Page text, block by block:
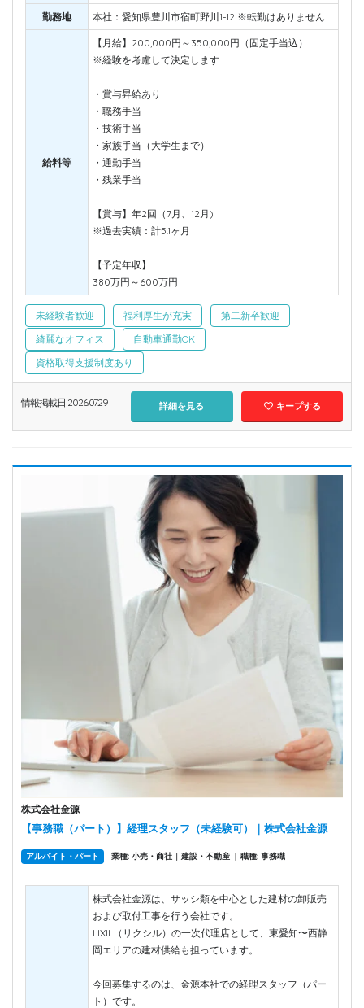
勤務地 本社：愛知県豊川市宿町野川1-12 ※転勤はありません
給料等
【月給】200,000円～350,000円（固定手当込）
※経験を考慮して決定します
・賞与昇給あり
・職務手当
・技術手当
・家族手当（大学生まで）
・通勤手当
・残業手当
【賞与】年2回（7月、12月)
※過去実績：計5.1ヶ月
【予定年収】
380万円～600万円
未経験者歓迎 福利厚生が充実
第二新卒歓迎
綺麗なオフィス
自動車通勤OK
資格取得支援制度あり
情報掲載日 2026.07.29 詳細を見る キープする
株式会社金源
【事務職（パート）】経理スタッフ（未経験可）｜株式会社金源
アルバイト・パート 業種: 小売・商社 | 建設・不動産 | 職種: 事務職
株式会社金源は、サッシ類を中心とした建材の卸販売
および取付工事を行う会社です。
LIXIL（リクシル）の一次代理店として、東愛知〜西静
岡エリアの建材供給も担っています。
今回募集するのは、金源本社での経理スタッフ（パー
ト）です。